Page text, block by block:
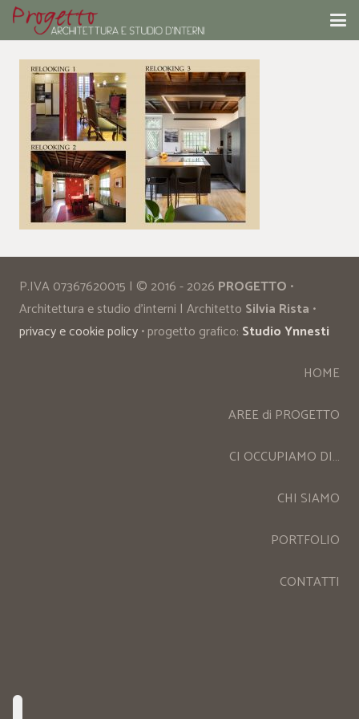
P.IVA 07367620015 | © 2016 - 2026 PROGETTO •
Architettura e studio d’interni | Architetto Silvia Rista •
privacy e cookie policy• progetto grafico: Studio Ynnesti
HOME
AREE di PROGETTO
CI OCCUPIAMO DI…
CHI SIAMO
PORTFOLIO
CONTATTI